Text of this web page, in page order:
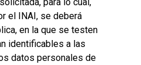
el INAI, se deberá
en la que se testen
identificables a las
datos personales de